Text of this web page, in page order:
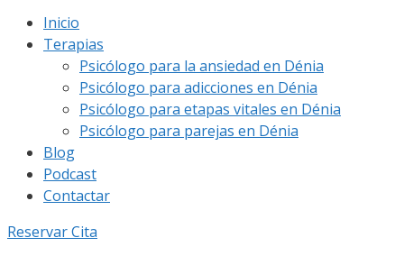
Inicio
Terapias
Psicólogo para la ansiedad en Dénia
Psicólogo para adicciones en Dénia
Psicólogo para etapas vitales en Dénia
Psicólogo para parejas en Dénia
Blog
Podcast
Contactar
Reservar Cita